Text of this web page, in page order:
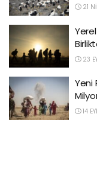
21
23
Yeni
14